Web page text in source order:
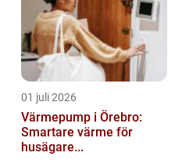
01 juli 2026
Värmepump i Örebro:
Smartare värme för
husägare...